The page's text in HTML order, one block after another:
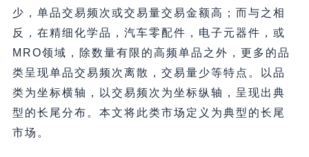
少，单品交易频次或交易量交易金额高；而与之相
反，在精细化学品，汽车零配件，电子元器件，或
MRO领域，除数量有限的高频单品之外，更多的品
类呈现单品交易频次离散，交易量少等特点。以品
类为坐标横轴，以交易频次为坐标纵轴，呈现出典
型的长尾分布。本文将此类市场定义为典型的长尾
市场。